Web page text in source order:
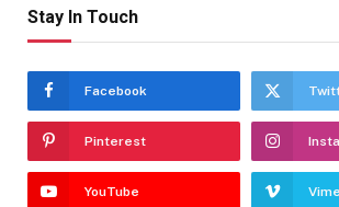
Stay In Touch
Facebook
Pinterest
YouTube